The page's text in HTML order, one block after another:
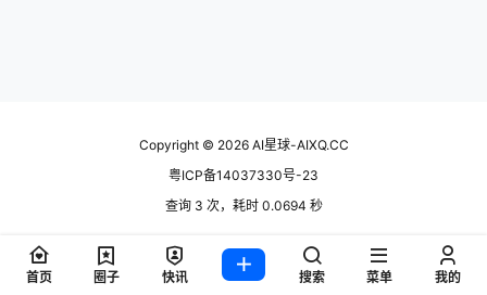
Copyright © 2026AI星球-AIXQ.CC
粤ICP备14037330号-23
查询 3 次，耗时 0.0694 秒
首页 圈子 快讯 搜索 菜单 我的